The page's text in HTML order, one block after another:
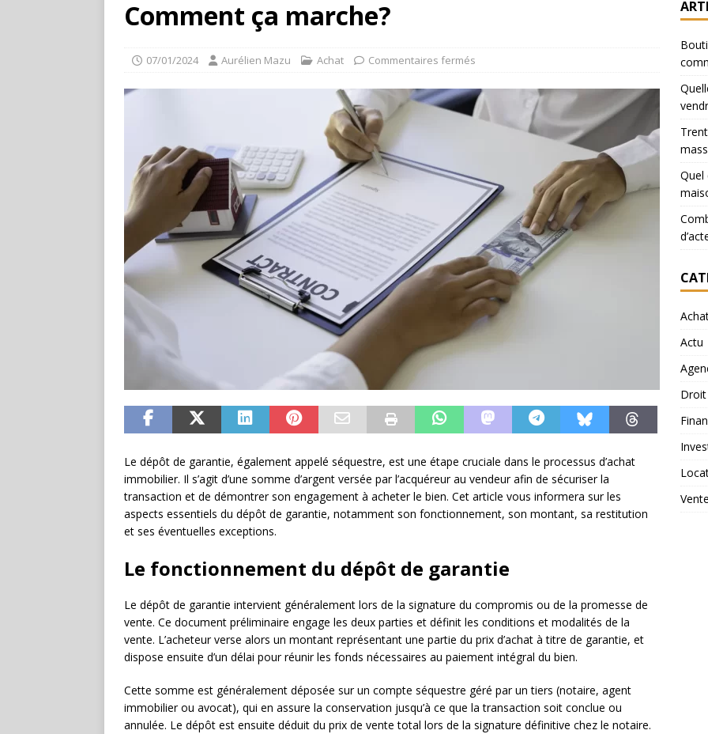
Comment ça marche?
07/01/2024 Aurélien Mazu Achat Commentaires fermés
Le dépôt de garantie, également appelé séquestre, est une étape cruciale dans le processus d’achat
immobilier. Il s’agit d’une somme d’argent versée par l’acquéreur au vendeur afin de sécuriser la
transaction et de démontrer son engagement à acheter le bien. Cet article vous informera sur les
aspects essentiels du dépôt de garantie, notamment son fonctionnement, son montant, sa restitution
et ses éventuelles exceptions.
Le fonctionnement du dépôt de garantie
Le dépôt de garantie intervient généralement lors de la signature du compromis ou de la promesse de
vente. Ce document préliminaire engage les deux parties et définit les conditions et modalités de la
vente. L’acheteur verse alors un montant représentant une partie du prix d’achat à titre de garantie, et
dispose ensuite d’un délai pour réunir les fonds nécessaires au paiement intégral du bien.
Cette somme est généralement déposée sur un compte séquestre géré par un tiers (notaire, agent
immobilier ou avocat), qui en assure la conservation jusqu’à ce que la transaction soit conclue ou
annulée. Le dépôt est ensuite déduit du prix de vente total lors de la signature définitive chez le notaire.
Quel
Actu
Droit
Vente